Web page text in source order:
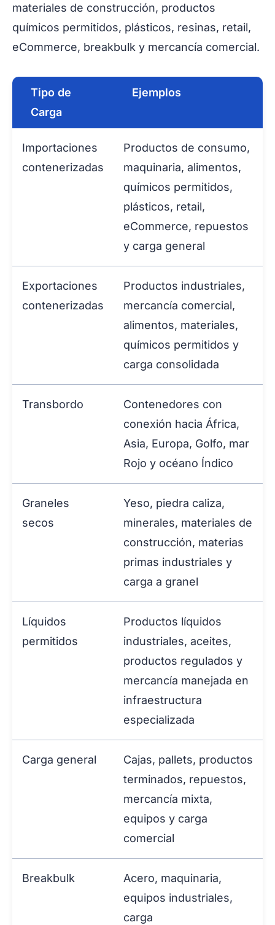
materiales de construcción, productos
químicos permitidos, plásticos, resinas, retail,
eCommerce, breakbulk y mercancía comercial.
Tipo de
Carga
Ejemplos
Importaciones
contenerizadas
Productos de consumo,
maquinaria, alimentos,
químicos permitidos,
plásticos, retail,
eCommerce, repuestos
y carga general
Exportaciones
contenerizadas
Productos industriales,
mercancía comercial,
alimentos, materiales,
químicos permitidos y
carga consolidada
Transbordo
Contenedores con
conexión hacia África,
Asia, Europa, Golfo, mar
Rojo y océano Índico
Graneles
secos
Yeso, piedra caliza,
minerales, materiales de
construcción, materias
primas industriales y
carga a granel
Líquidos
permitidos
Productos líquidos
industriales, aceites,
productos regulados y
mercancía manejada en
infraestructura
especializada
Carga general
Cajas, pallets, productos
terminados, repuestos,
mercancía mixta,
equipos y carga
comercial
Breakbulk
Acero, maquinaria,
equipos industriales,
carga